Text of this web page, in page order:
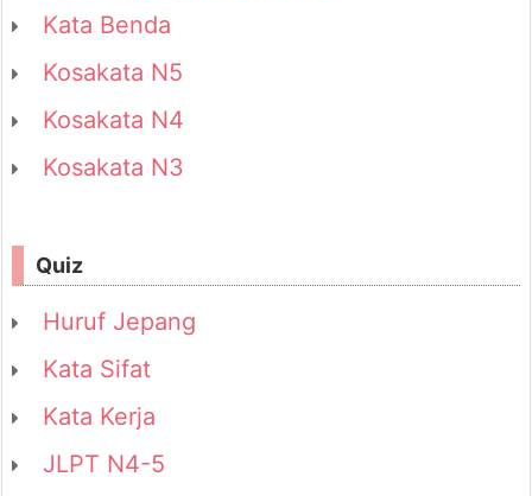
Kata Benda
Kosakata N5
Kosakata N4
Kosakata N3
Quiz
Huruf Jepang
Kata Sifat
Kata Kerja
JLPT N4-5